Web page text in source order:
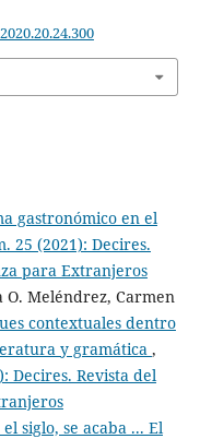
gastronómico en el
25 (2021): Decires.
para Extranjeros
O. Meléndrez, Carmen
contextuales dentro
y gramática ,
Decires. Revista del
el siglo, se acaba ... El